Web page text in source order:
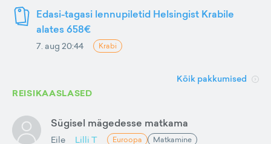
Edasi-tagasi lennupiletid Helsingist Krabile
alates 658€
7. aug 20:44 Krabi
Kõik pakkumised
REISIKAASLASED
Sügisel mägedesse matkama
Eile Lilli T Euroopa Matkamine